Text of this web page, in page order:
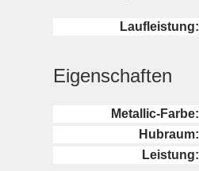
Laufleistung:
Eigenschaften
Metallic-Farbe:
Hubraum:
Leistung: